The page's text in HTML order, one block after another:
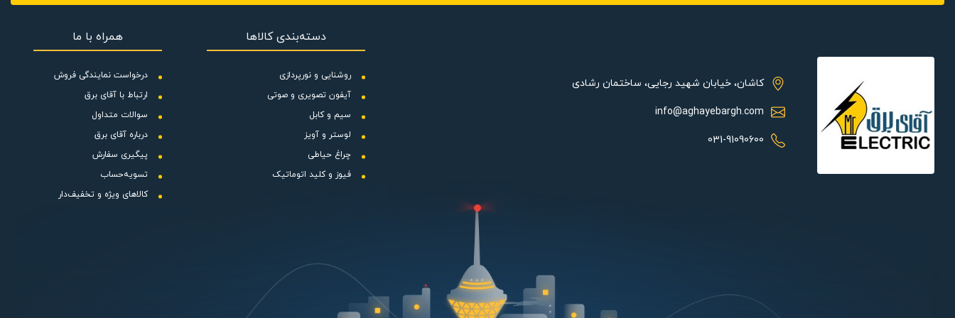
هواکش صنعتی آکسیال دارای ابعاد بیرونی 38.6*38.6 سانتی متر است که می توانید بصورت دیواری و یا نصب بر روی سقف آن را قرار داده که پیشنهاد ما
مشخصات فنی:
توان این محصول 63 وات می باشد و دور موتور آن 1350 است. این محصول به دلیل تعداد پره های بالا و هوادهی خوب، گزینه مناسبی برای استفاده در قسمت
های مختلف محیط های صنعتی بوده و می تواند تهویه هوای خوبی را انجام دهد. این هواکش دمنده با برق 220 ولت که مقدار ولتاژ شهری است به خوبی کار
کرده و ظرفیت تخلیه آن 1400 متر مکعب بر ساعت می باشد. از این محصول می توانید در قسمت های مختلف مانند موتورخانه و فضاهای صنعتی استفاده کرده
و تهویه مناسبی را انجام دهید.
درجه حفاظت هواکش صنعتی مدل VIF-30V4S :
استاندارد های جهانی) مقاومت خوبی دارد. مهم ترین ویژگی این محصول هوادهی بالای آن و استحکام ساختاری آن است؛ جنس به کار رفته در محصول سبب
کاربرد های هواکش صنعتی دمنده مدل VIF-30V4S:
کاشان، خیابان شهید رجایی، ساختمان رشادی
info@aghayebargh.com
031-91090600
دسته‌بندی کالاها
روشنایی و نورپردازی
آیفون تصویری و صوتی
سیم و کابل
لوستر و آویز
چراغ حیاطی
فیوز و کلید اتوماتیک
همراه با ما
درخواست نمایندگی فروش
ارتباط با آقای برق
سوالات متداول
درباره آقای برق
پیگیری سفارش
تسویه‌حساب
کالاهای ویژه و تخفیف‌دار